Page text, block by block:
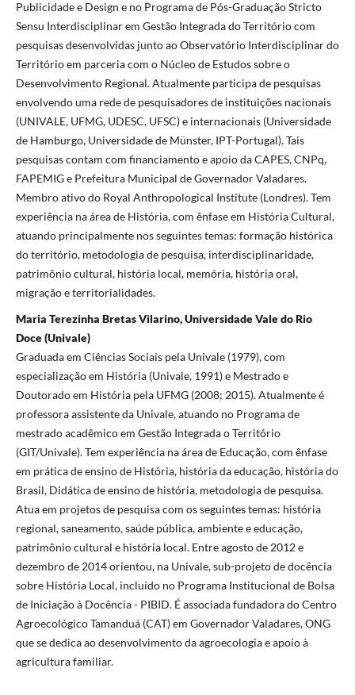
Publicidade e Design e no Programa de Pós-Graduação Stricto
Sensu Interdisciplinar em Gestão Integrada do Território com
pesquisas desenvolvidas junto ao Observatório Interdisciplinar do
Território em parceria com o Núcleo de Estudos sobre o
Desenvolvimento Regional. Atualmente participa de pesquisas
envolvendo uma rede de pesquisadores de instituições nacionais
(UNIVALE, UFMG, UDESC, UFSC) e internacionais (Universidade
de Hamburgo, Universidade de Münster, IPT-Portugal). Tais
pesquisas contam com financiamento e apoio da CAPES, CNPq,
FAPEMIG e Prefeitura Municipal de Governador Valadares.
Membro ativo do Royal Anthropological Institute (Londres). Tem
experiência na área de História, com ênfase em História Cultural,
atuando principalmente nos seguintes temas: formação histórica
do território, metodologia de pesquisa, interdisciplinaridade,
patrimônio cultural, história local, memória, história oral,
migração e territorialidades.
Maria Terezinha Bretas Vilarino, Universidade Vale do Rio
Doce (Univale)
Graduada em Ciências Sociais pela Univale (1979), com
especialização em História (Univale, 1991) e Mestrado e
Doutorado em História pela UFMG (2008; 2015). Atualmente é
professora assistente da Univale, atuando no Programa de
mestrado acadêmico em Gestão Integrada o Território
(GIT/Univale). Tem experiência na área de Educação, com ênfase
em prática de ensino de História, história da educação, história do
Brasil, Didática de ensino de história, metodologia de pesquisa.
Atua em projetos de pesquisa com os seguintes temas: história
regional, saneamento, saúde pública, ambiente e educação,
patrimônio cultural e história local. Entre agosto de 2012 e
dezembro de 2014 orientou, na Univale, sub-projeto de docência
sobre História Local, incluído no Programa Institucional de Bolsa
de Iniciação à Docência - PIBID. É associada fundadora do Centro
Agroecológico Tamanduá (CAT) em Governador Valadares, ONG
que se dedica ao desenvolvimento da agroecologia e apoio à
agricultura familiar.